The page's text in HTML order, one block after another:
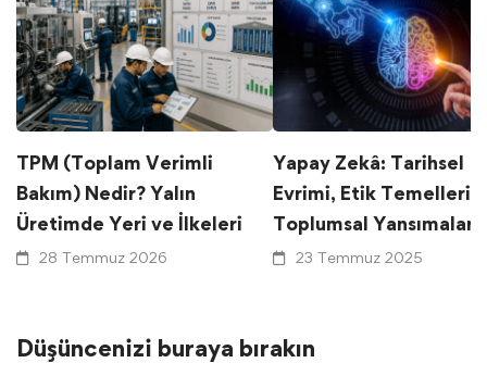
TPM (Toplam Verimli
Bakım) Nedir? Yalın
Üretimde Yeri ve İlkeleri
28 Temmuz 2026
Yapay Zekâ: Tarihsel
Evrimi, Etik Temelleri
Toplumsal Yansımalar
23 Temmuz 2025
Düşüncenizi buraya bırakın